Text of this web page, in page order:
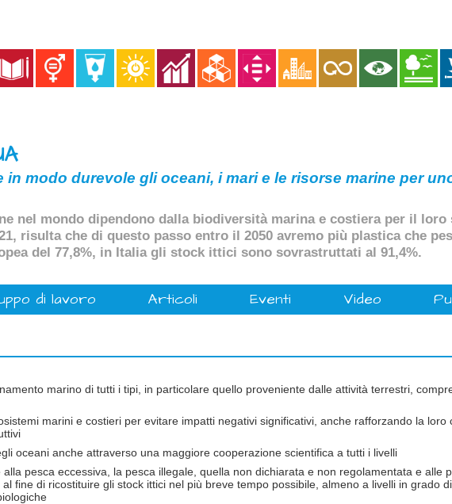
in modo durevole gli oceani, i mari e le risorse marine per
nel mondo dipendono dalla biodiversità marina e costiera per il loro
risulta che di questo passo entro il 2050 avremo più plastica che
del 77,8%, in Italia gli stock ittici sono sovrastruttati al 91,4%.
di lavoro Articoli Eventi Video
marino di tutti i tipi, in particolare quello proveniente dalle attività terrestri,
marini e costieri per evitare impatti negativi significativi, anche rafforzando la loro
oceani anche attraverso una maggiore cooperazione scientifica a tutti i livelli
pesca eccessiva, la pesca illegale, quella non dichiarata e non regolamentata e alle
fine di ricostituire gli stock ittici nel più breve tempo possibile, almeno a livelli in grado